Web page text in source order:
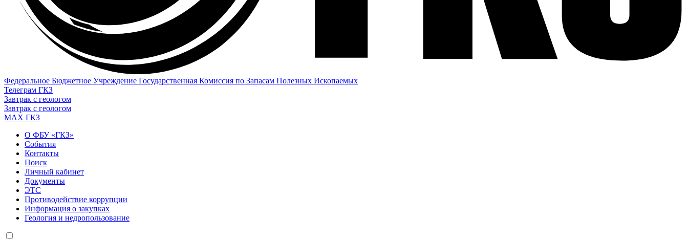
Федеральное Бюджетное Учреждение Государственная Комиссия по Запасам Полезных Ископаемых
Телеграм ГКЗ
Завтрак с геологом
Завтрак с геологом
МАХ ГКЗ
О ФБУ «ГКЗ»
События
Контакты
Поиск
Личный кабинет
Документы
ЭТС
Противодействие коррупции
Информация о закупках
Геология и недропользование